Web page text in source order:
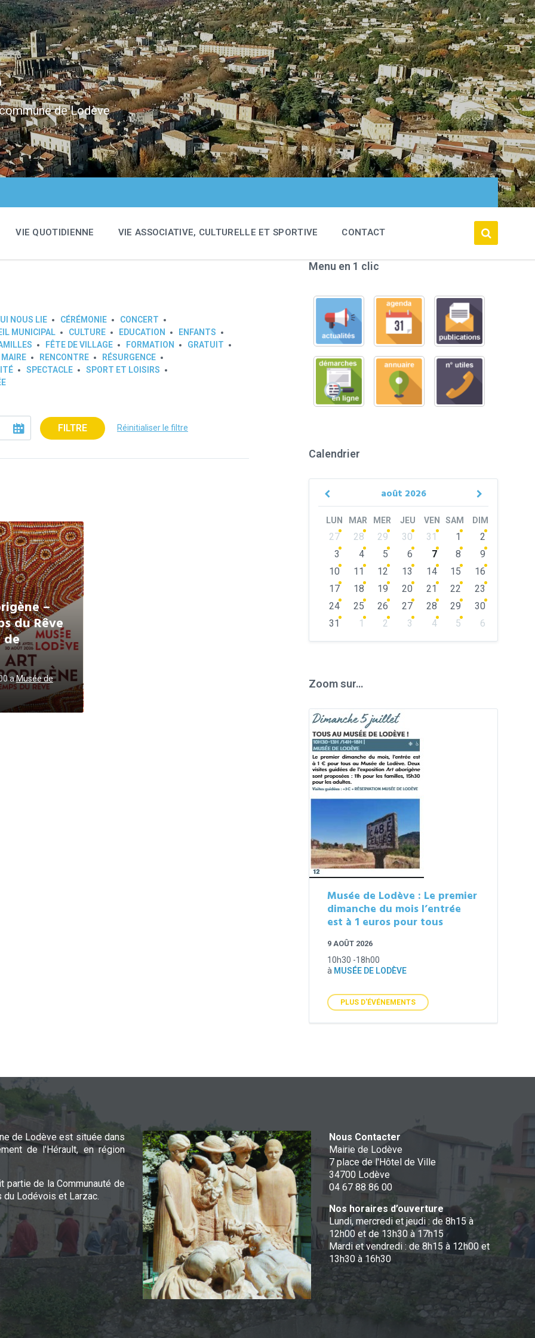
de Lodève
VIE QUOTIDIENNE VIE ASSOCIATIVE, CULTURELLE ET SPORTIVE CONTACT
NOUS LIE CÉRÉMONIE
CONCERT
MUNICIPAL CULTURE EDUCATION
ENFANTS
FÊTE DE VILLAGE FORMATION
GRATUIT
MAIRE RENCONTRE
RÉSURGENCE
SPECTACLE
SPORT ET LOISIRS
FILTRE Réinitialiser le filtre
–
du Rêve
de
aMusée de
Menu en 1 clic
Calendrier
août 2026
Previous
Next
LUN MAR MER JEU VEN SAM DIM
Skip
calendar
days
27 28 29 30 31 1
2
3
4 5 6 7 8
9
10
11 12 13 14 15
16
17
18 19 20 21 22
23
24
25 26 27 28 29
30
31
1 2 3 4 5
6
Zoom sur…
Musée de Lodève : Le premier
dimanche du mois l’entrée
est à 1 euros pour tous
9 AOÛT 2026
10h30 -18h00
à MUSÉE DE LODÈVE
PLUS D'ÉVÉNEMENTS
de Lodève est située dans
de l'Hérault, en région
partie de la Communauté de
du Lodévois et Larzac.
Nous Contacter
Mairie de Lodève
7 place de l'Hôtel de Ville
34700 Lodève
04 67 88 86 00
Nos horaires d’ouverture
Lundi, mercredi et jeudi : de 8h15 à
12h00 et de 13h30 à 17h15
Mardi et vendredi : de 8h15 à 12h00 et
13h30 à 16h30